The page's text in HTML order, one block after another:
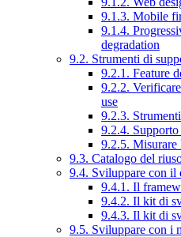
9.1.3. Mobile
9.1.4.
degradation
9.2. Strumenti di
9.2.1. Feature
9.2.2.
use
9.2.3.
9.2.4.
9.2.5. Misurare
9.3. Catalogo del
9.4. Sviluppare con il
9.4.1. Il
9.4.2. Il kit di
9.4.3. Il kit di
9.5. Sviluppare con i